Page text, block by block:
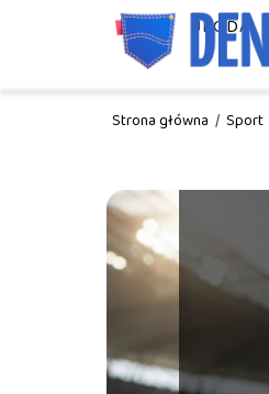
MODA URODA
Strona główna / Sport